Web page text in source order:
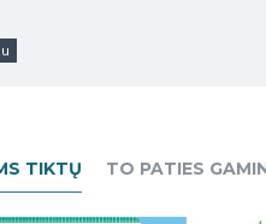
TIKTŲ TO PATIES